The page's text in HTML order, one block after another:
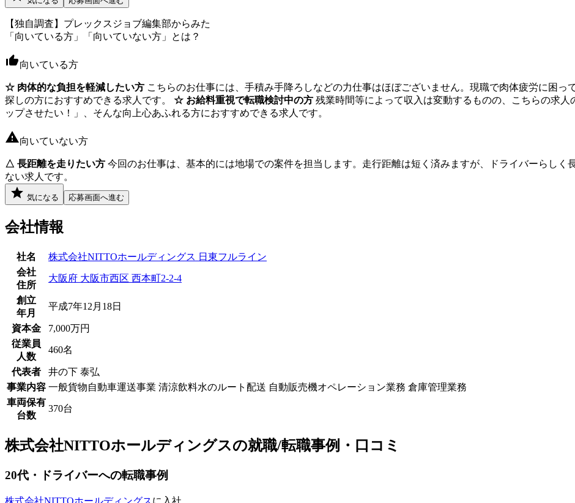
【独自調査】プレックスジョブ編集部からみた
「向いている方」「向いていない方」とは？
向いている方
☆ 肉体的な負担を軽減したい方 こちらのお仕事には、手積み手降ろしなどの力仕事はほぼございません。現職で肉体疲労に困
探しの方におすすめできる求人です。 ☆ お給料重視で転職検討中の方 残業時間等によって収入は変動するものの、こちらの求
ップさせたい！」、そんな向上心あふれる方におすすめできる求人です。
向いていない方
△ 長距離を走りたい方 今回のお仕事は、基本的には地場での案件を担当します。走行距離は短く済みますが、ドライバーらしく
ない求人です。
気になる 応募画面へ進む
会社情報
社名
株式会社NITTOホールディングス 日東フルライン
会社
住所
大阪府 大阪市西区 西本町2-2-4
創立
年月
平成7年12月18日
資本金
7,000万円
従業員
人数
460名
代表者
井の下 泰弘
事業内容 一般貨物自動車運送事業 清涼飲料水のルート配送 自動販売機オペレーション業務 倉庫管理業務
車両保有
台数
370台
株式会社NITTOホールディングスの就職/転職事例・口コミ
20代 ・ドライバーへの転職事例
株式会社NITTOホールディングス に入社